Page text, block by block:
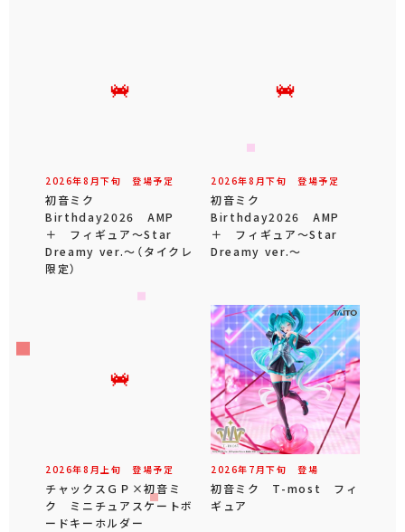
2026年8 月下旬 登場予定
初音ミク
Birthday2026 AMP
＋ フィギュア～Star
Dreamy ver.～（タイクレ
限定）
2026年8 月下旬 登場予定
初音ミク
Birthday2026 AMP
＋ フィギュア～Star
Dreamy ver.～
2026年8 月 上旬 登場予定
チャックスＧＰ×初音ミ
ク ミニチュアスケートボ
ードキーホルダー
2026年 7 月下旬 登場
初音ミク T-most フィ
ギュア